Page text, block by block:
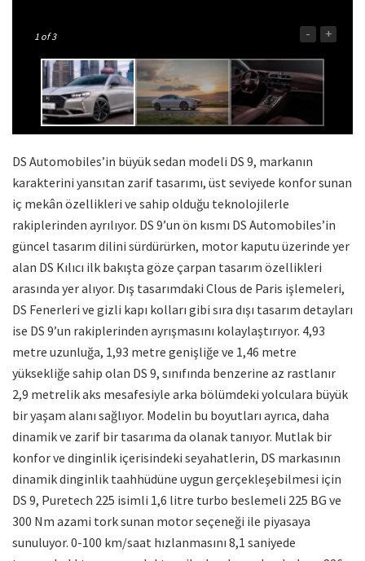
1 of 3 - +
DS Automobiles’in büyük sedan modeli DS 9, markanın
karakterini yansıtan zarif tasarımı, üst seviyede konfor sunan
iç mekân özellikleri ve sahip olduğu teknolojilerle
rakiplerinden ayrılıyor. DS 9’un ön kısmı DS Automobiles’in
güncel tasarım dilini sürdürürken, motor kaputu üzerinde yer
alan DS Kılıcı ilk bakışta göze çarpan tasarım özellikleri
arasında yer alıyor. Dış tasarımdaki Clous de Paris işlemeleri,
DS Fenerleri ve gizli kapı kolları gibi sıra dışı tasarım detayları
ise DS 9’un rakiplerinden ayrışmasını kolaylaştırıyor. 4,93
metre uzunluğa, 1,93 metre genişliğe ve 1,46 metre
yüksekliğe sahip olan DS 9, sınıfında benzerine az rastlanır
2,9 metrelik aks mesafesiyle arka bölümdeki yolculara büyük
bir yaşam alanı sağlıyor. Modelin bu boyutları ayrıca, daha
dinamik ve zarif bir tasarıma da olanak tanıyor. Mutlak bir
konfor ve dinginlik içerisindeki seyahatlerin, DS markasının
dinamik dinginlik taahhüdüne uygun gerçekleşebilmesi için
DS 9, Puretech 225 isimli 1,6 litre turbo beslemeli 225 BG ve
300 Nm azami tork sunan motor seçeneği ile piyasaya
sunuluyor. 0-100 km/saat hızlanmasını 8,1 saniyede